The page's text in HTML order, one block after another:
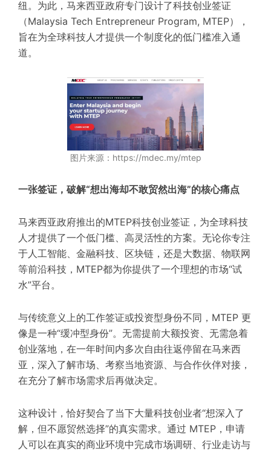
纽。为此，马来西亚政府专门设计了科技创业签证
（Malaysia Tech Entrepreneur Program, MTEP），
旨在为全球科技人才提供一个制度化的低门槛准入通
道。
图片来源：https://mdec.my/mtep
一张签证，破解“想出海却不敢贸然出海”的核心痛点
马来西亚政府推出的MTEP科技创业签证，为全球科技
人才提供了一个低门槛、高灵活性的方案。无论你专注
于人工智能、金融科技、区块链，还是大数据、物联网
等前沿科技，MTEP都为你提供了一个理想的市场“试
水”平台。
与传统意义上的工作签证或投资型身份不同，MTEP 更
像是一种“缓冲型身份”。无需提前大额投资、无需急着
创业落地，在一年时间内多次自由往返停留在马来西
亚，深入了解市场、考察当地资源、与合作伙伴对接，
在充分了解市场需求后再做决定。
这种设计，恰好契合了当下大量科技创业者“想深入了
解，但不愿贸然选择”的真实需求。通过 MTEP，申请
人可以在真实的商业环境中完成市场调研、行业走访与